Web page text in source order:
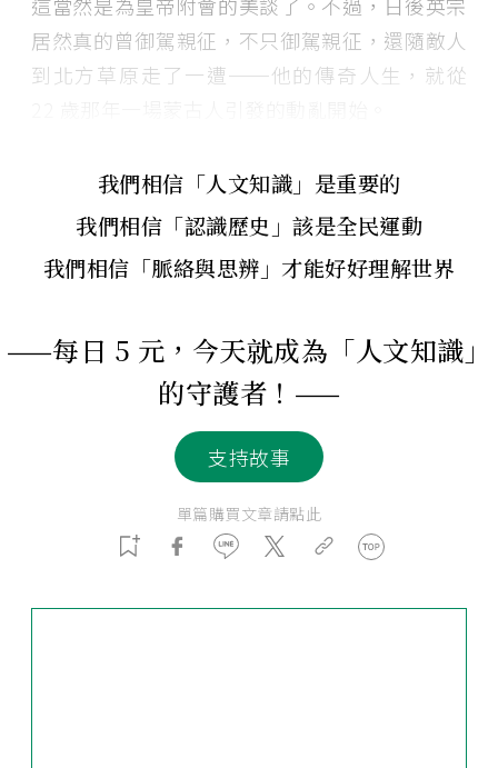
這當然是為皇帝附會的美談了。不過，日後英宗
居然真的曾御駕親征，不只御駕親征，還隨敵人
到北方草原走了一遭──他的傳奇人生，就從
我們相信「人文知識」是重要的
我們相信「認識歷史」該是全民運動
我們相信「脈絡與思辨」才能好好理解世界
——每日 5 元，今天就成為「人文知識」
的守護者！——
支持故事
單篇購買文章請點此